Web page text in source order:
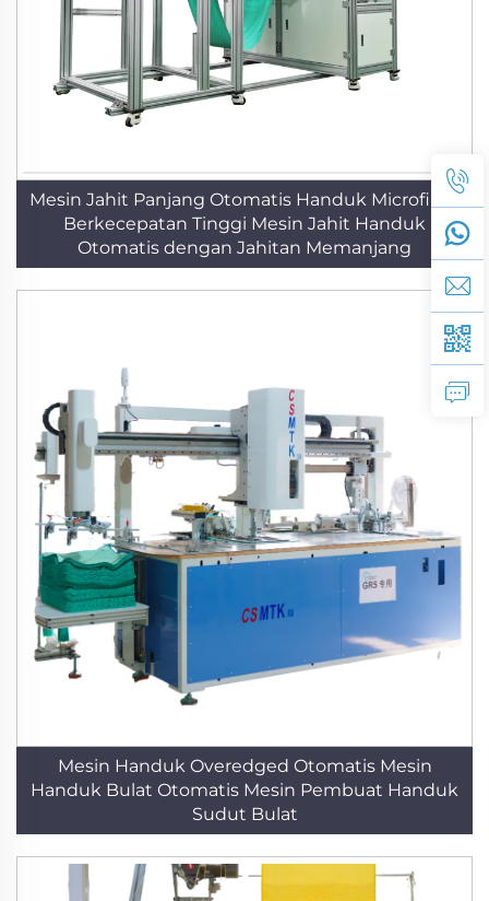
Mesin Jahit Panjang Otomatis Handuk Microfiber
Berkecepatan Tinggi Mesin Jahit Handuk
Otomatis dengan Jahitan Memanjang
Mesin Handuk Overedged Otomatis Mesin
Handuk Bulat Otomatis Mesin Pembuat Handuk
Sudut Bulat